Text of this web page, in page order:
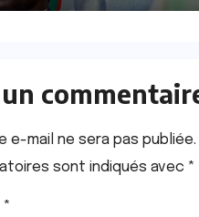
Waly Diouf
e-mail ne sera pas publiée.
sont indiqués avec *
*